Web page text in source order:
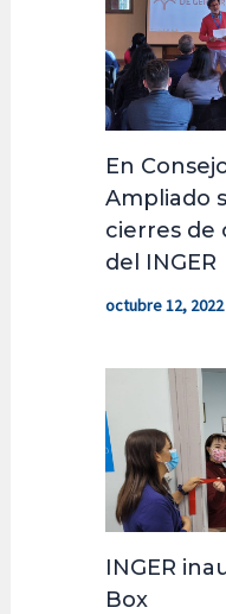
En
Ampliado
cierres de
del INGER
octubre 12, 2022
INGER
Box